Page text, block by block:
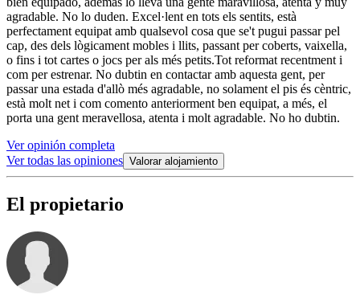
agradable. No lo duden. Excel·lent en tots els sentits, està
perfectament equipat amb qualsevol cosa que se't pugui passar pel
cap, des dels lògicament mobles i llits, passant per coberts, vaixella,
o fins i tot cartes o jocs per als més petits.Tot reformat recentment i
com per estrenar. No dubtin en contactar amb aquesta gent, per
passar una estada d'allò més agradable, no solament el pis és cèntric,
està molt net i com comento anteriorment ben equipat, a més, el
porta una gent meravellosa, atenta i molt agradable. No ho dubtin.
Ver opinión completa
Ver todas las opiniones Valorar alojamiento
El propietario